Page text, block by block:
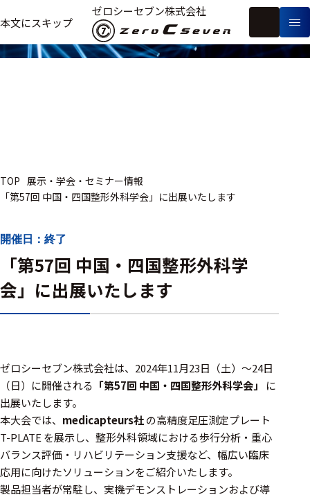
本文にスキップ
ゼロシーセブン株式会社
製
生
体
信
ー
フ
リ
ー
ワ
研究用
動物
教育用
類
ワイヤレス・無
線対応
MRI対応
展示・学会・セミナー情報
TOP 展示・学会・セミナー情報
「第57回 中国・四国整形外科学会」に出展いたします
開催日：終了
「第57回 中国・四国整形外科学
会」に出展いたします
ゼロシーセブン株式会社は、2024年11月23日（土）～24日
（日）に開催される 「第57回 中国・四国整形外科学会」
に
出展いたします。
本大会では、 medicapteurs社の高精度足圧測定プレート
T-PLATE を展示し、整形外科領域における歩行分析・重心
バランス評価・リハビリテーション支援など、幅広い臨床
応用に向けたソリューションをご紹介いたします。
製品担当者が常駐し、実機デモンストレーションおよび導